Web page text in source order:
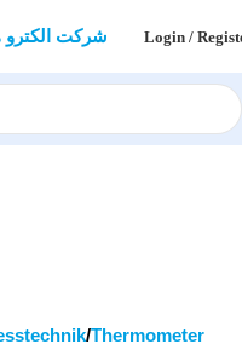
Login /
Thermometer